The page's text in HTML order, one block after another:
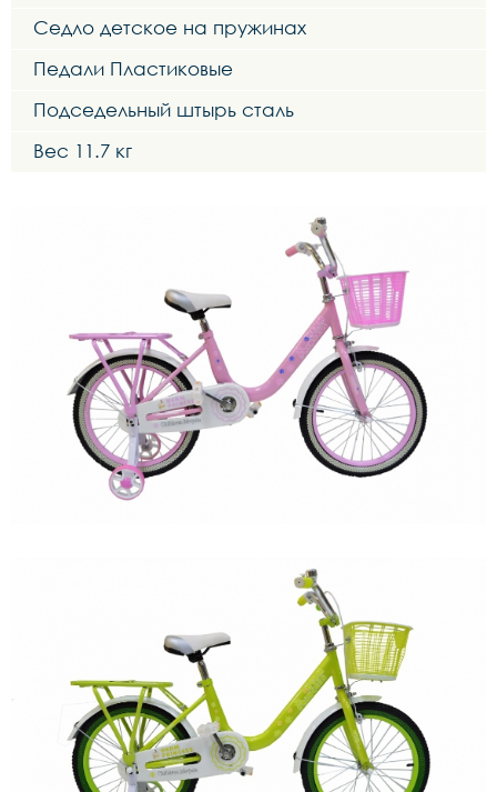
Седло детское на пружинах
Педали Пластиковые
Подседельный штырь сталь
Вес 11.7 кг